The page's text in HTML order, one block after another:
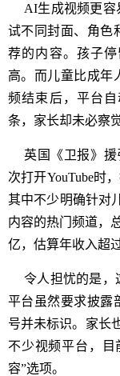
AI生成视频更容
试不同封面、角色
荐的内容。孩子
高。而儿童比成年
频结束后，平台
条，家长却未必察觉
英国《卫报》
次打开YouTube时
其中不少明确针对
内容的热门频道，
亿，估算年收入超
令人担忧的是，
平台虽然要求披露
号并未标识。家长
不少视频平台，
容”选项。